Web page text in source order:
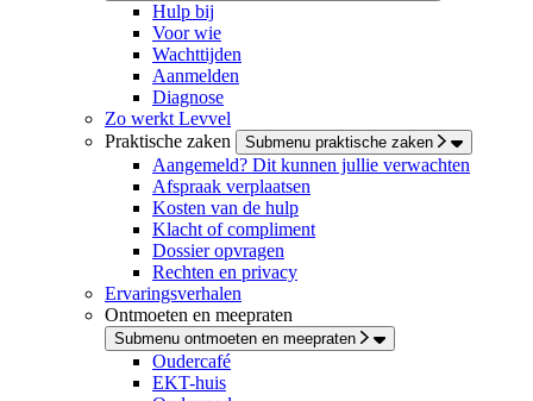
Hulp bij
Voor wie
Wachttijden
Aanmelden
Diagnose
Zo werkt Levvel
Praktische zaken
Submenu praktische zaken
Aangemeld? Dit kunnen jullie verwachten
Afspraak verplaatsen
Kosten van de hulp
Klacht of compliment
Dossier opvragen
Rechten en privacy
Ervaringsverhalen
Ontmoeten en meepraten
Submenu ontmoeten en meepraten
Oudercafé
EKT-huis